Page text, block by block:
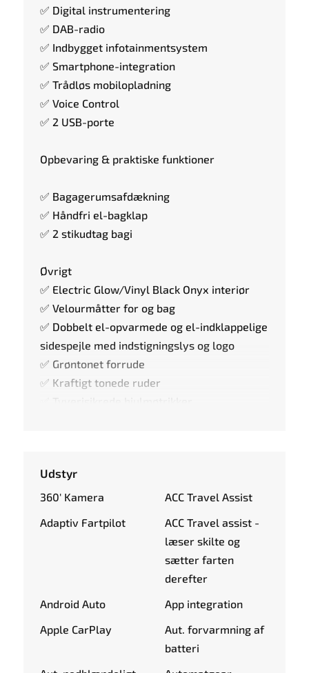
✅ Digital instrumentering
✅ DAB-radio
✅ Indbygget infotainmentsystem
✅ Smartphone-integration
✅ Trådløs mobilopladning
✅ Voice Control
✅ 2 USB-porte
Opbevaring & praktiske funktioner
✅ Bagagerumsafdækning
✅ Håndfri el-bagklap
✅ 2 stikudtag bagi
Øvrigt
✅ Electric Glow/Vinyl Black Onyx interiør
✅ Velourmåtter for og bag
✅ Dobbelt el-opvarmede og el-indklappelige
sidespejle med indstigningslys og logo
✅ Grøntonet forrude
✅ Kraftigt tonede ruder
Udstyr
360' Kamera
ACC Travel Assist
Adaptiv Fartpilot
ACC Travel assist -
læser skilte og
sætter farten
derefter
Android Auto
App integration
Apple CarPlay
Aut. forvarmning af
batteri